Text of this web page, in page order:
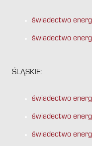
świadectwo
świadectwo
ŚLĄSKIE:
świadectwo
świadectwo
świadectwo